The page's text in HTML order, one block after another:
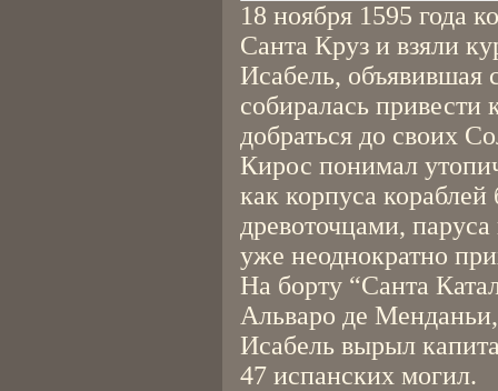
18 ноября 1595 года
Санта Круз и взяли
Исабель, объявившая
собиралась привести
добраться до своих
Кирос понимал
как корпуса
древоточцами,
уже неоднократно
На борту “Санта
Альваро де
Исабель вырыл
47 испанских могил.